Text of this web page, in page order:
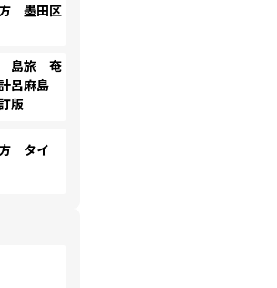
墨田区
島旅 奄
呂麻島
版
方 タイ